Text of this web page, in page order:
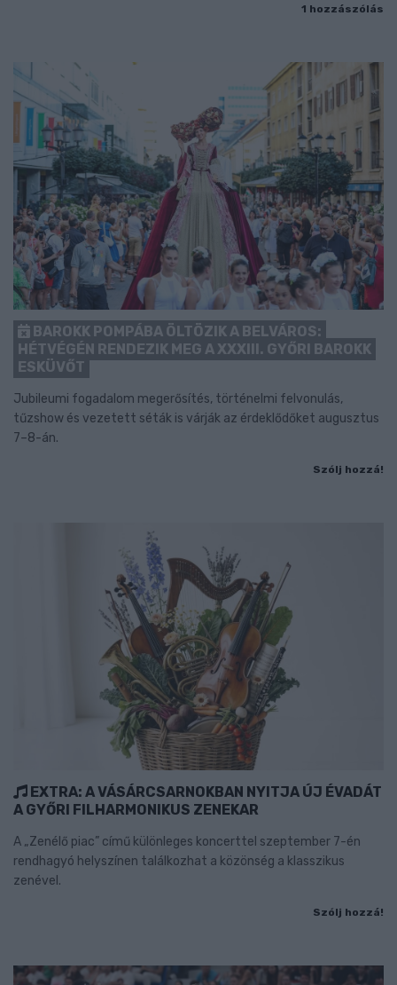
1 hozzászólás
BAROKK POMPÁBA ÖLTÖZIK A BELVÁROS:
HÉTVÉGÉN RENDEZIK MEG A XXXIII. GYŐRI BAROKK
ESKÜVŐT
Jubileumi fogadalom megerősítés, történelmi felvonulás,
tűzshow és vezetett séták is várják az érdeklődőket augusztus
7–8-án.
Szólj hozzá!
EXTRA: A VÁSÁRCSARNOKBAN NYITJA ÚJ ÉVADÁT
A GYŐRI FILHARMONIKUS ZENEKAR
A „Zenélő piac” című különleges koncerttel szeptember 7-én
rendhagyó helyszínen találkozhat a közönség a klasszikus
zenével.
Szólj hozzá!